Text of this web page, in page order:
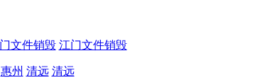
文件销毁 江门文件销毁
惠州 清远 清远